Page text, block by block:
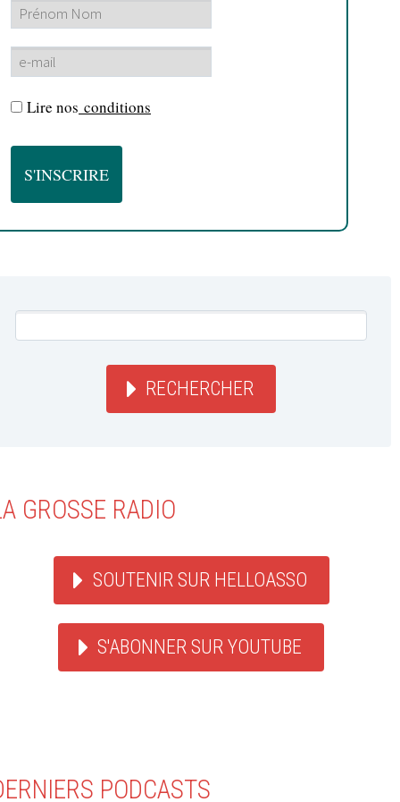
Lire nos conditions
RECHERCHER
GROSSE RADIO
SOUTENIR SUR HELLOASSO
S'ABONNER SUR YOUTUBE
PODCASTS